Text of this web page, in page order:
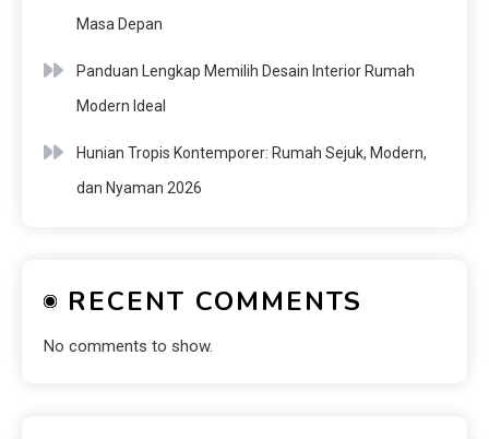
Masa Depan
Panduan Lengkap Memilih Desain Interior Rumah
Modern Ideal
Hunian Tropis Kontemporer: Rumah Sejuk, Modern,
dan Nyaman 2026
RECENT COMMENTS
No comments to show.